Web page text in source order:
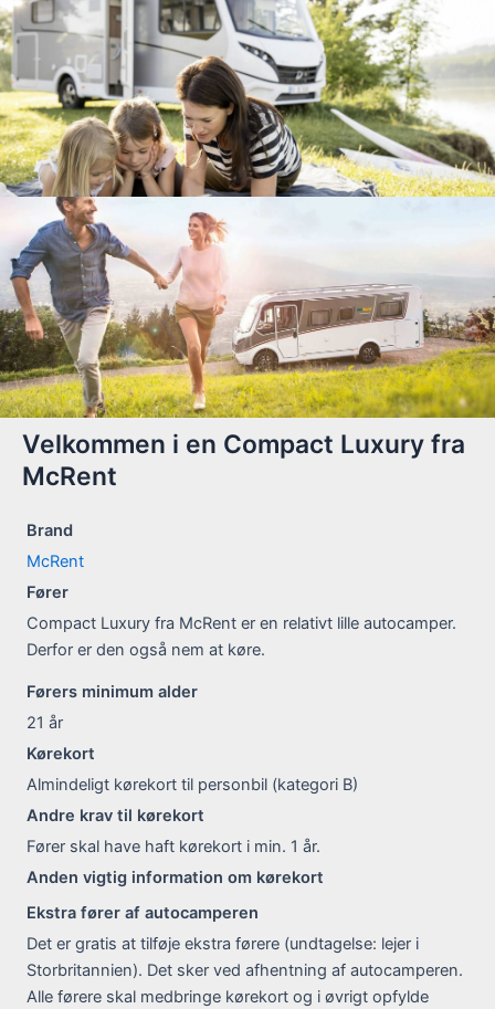
Velkommen i en Compact Luxury fra
McRent
Brand
McRent
Fører
Compact Luxury fra McRent er en relativt lille autocamper.
Derfor er den også nem at køre.
Førers minimum alder
21 år
Kørekort
Almindeligt kørekort til personbil (kategori B)
Andre krav til kørekort
Fører skal have haft kørekort i min. 1 år.
Anden vigtig information om kørekort
Ekstra fører af autocamperen
Det er gratis at tilføje ekstra førere (undtagelse: lejer i
Storbritannien). Det sker ved afhentning af autocamperen.
Alle førere skal medbringe kørekort og i øvrigt opfylde